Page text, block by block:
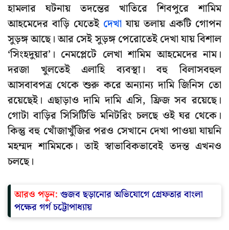
হামলার ঘটনায় তদন্তের খাতিরে শিবপুরে শামিম
আহমেদের বাড়ি যেতেই দেখা যায় তলায় একটি গোপন
সুড়ঙ্গ আছে। আর সেই সুড়ঙ্গ পেরোতেই দেখা যায় বিশাল
‘সিংহদুয়ার’। নেমপ্লেটে লেখা শামিম আহমেদের নাম।
দরজা খুলতেই এলাহি ব্যবস্থা। বহু বিলাসবহুল
আসবাবপত্র থেকে শুরু করে অন্যান্য দামি জিনিস তো
রয়েছেই। এছাড়াও দামি দামি এসি, ফ্রিজ সব রয়েছে।
গোটা বাড়ির সিসিটিভি মনিটরিং চলছে ওই ঘর থেকে।
কিন্তু বহু খোঁজাখুঁজির পরও সেখানে দেখা পাওয়া যায়নি
মহম্মদ শামিমকে। তাই স্বাভাবিকভাবেই তদন্ত এখনও
চলছে।
আরও পড়ুন: গুজব ছড়ানোর অভিযোগে গ্রেফতার বাংলা
পক্ষের গর্গ চট্টোপাধ্যায়